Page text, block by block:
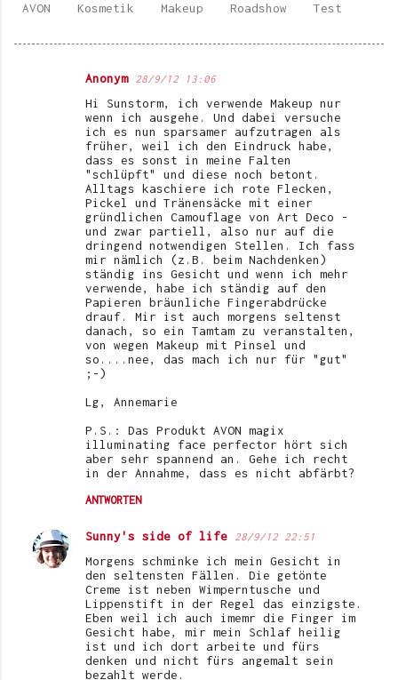
AVON Kosmetik Makeup Roadshow Test
Anonym 28/9/12 13:06
Hi Sunstorm, ich verwende Makeup nur
wenn ich ausgehe. Und dabei versuche
ich es nun sparsamer aufzutragen als
früher, weil ich den Eindruck habe,
dass es sonst in meine Falten
"schlüpft" und diese noch betont.
Alltags kaschiere ich rote Flecken,
Pickel und Tränensäcke mit einer
gründlichen Camouflage von Art Deco -
und zwar partiell, also nur auf die
dringend notwendigen Stellen. Ich fass
mir nämlich (z.B. beim Nachdenken)
ständig ins Gesicht und wenn ich mehr
verwende, habe ich ständig auf den
Papieren bräunliche Fingerabdrücke
drauf. Mir ist auch morgens seltenst
danach, so ein Tamtam zu veranstalten,
von wegen Makeup mit Pinsel und
so....nee, das mach ich nur für "gut"
;-)
Lg, Annemarie
P.S.: Das Produkt AVON magix
illuminating face perfector hört sich
aber sehr spannend an. Gehe ich recht
in der Annahme, dass es nicht abfärbt?
ANTWORTEN
Sunny's side of life 28/9/12 22:51
Morgens schminke ich mein Gesicht in
den seltensten Fällen. Die getönte
Creme ist neben Wimperntusche und
Lippenstift in der Regel das einzigste.
Eben weil ich auch imemr die Finger im
Gesicht habe, mir mein Schlaf heilig
ist und ich dort arbeite und fürs
denken und nicht fürs angemalt sein
bezahlt werde.